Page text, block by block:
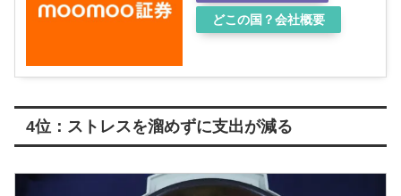
どこの国？会社概要
4位：ストレスを溜めずに支出が減る